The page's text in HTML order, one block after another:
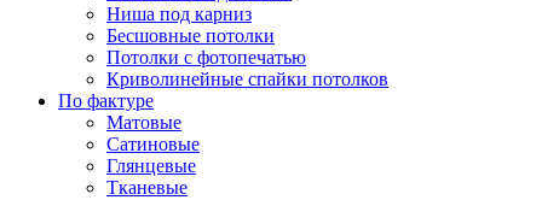
Ниша под карниз
Бесшовные потолки
Потолки с фотопечатью
Криволинейные спайки потолков
По фактуре
Матовые
Сатиновые
Глянцевые
Тканевые